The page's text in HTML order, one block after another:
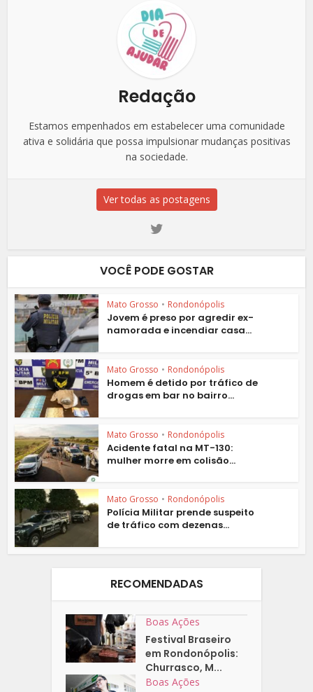
Redação
Estamos empenhados em estabelecer uma comunidade
ativa e solidária que possa impulsionar mudanças positivas
na sociedade.
Ver todas as postagens
VOCÊ PODE GOSTAR
Mato Grosso • Rondonópolis
Jovem é preso por agredir ex-
namorada e incendiar casa...
Mato Grosso • Rondonópolis
Homem é detido por tráfico de
drogas em bar no bairro...
Mato Grosso • Rondonópolis
Acidente fatal na MT-130:
mulher morre em colisão...
Mato Grosso • Rondonópolis
Polícia Militar prende suspeito
de tráfico com dezenas...
RECOMENDADAS
Boas Ações
Festival Braseiro
em Rondonópolis:
Churrasco, M...
Boas Ações